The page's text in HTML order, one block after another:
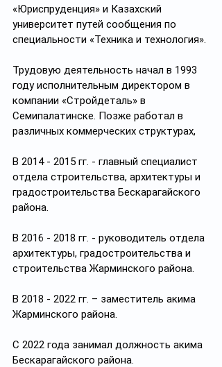
«Юриспруденция» и Казахский
университет путей сообщения по
специальности «Техника и технология».
Трудовую деятельность начал в 1993
году исполнительным директором в
компании «Стройдеталь» в
Семипалатинске. Позже работал в
различных коммерческих структурах,
В 2014 - 2015 гг. - главный специалист
отдела строительства, архитектуры и
градостроительства Бескарагайского
района.
В 2016 - 2018 гг. - руководитель отдела
архитектуры, градостроительства и
строительства Жарминского района.
В 2018 - 2022 гг. – заместитель акима
Жарминского района.
С 2022 года занимал должность акима
Бескарагайского района.